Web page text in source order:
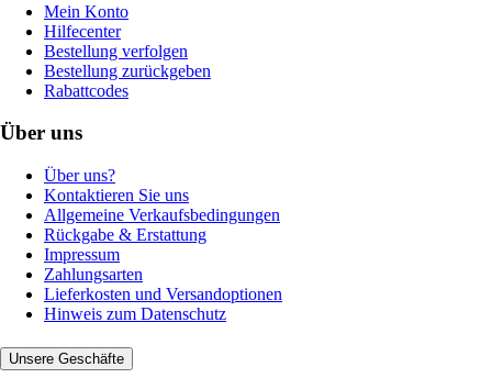
Mein Konto
Hilfecenter
Bestellung verfolgen
Bestellung zurückgeben
Rabattcodes
Über uns
Über uns?
Kontaktieren Sie uns
Allgemeine Verkaufsbedingungen
Rückgabe & Erstattung
Impressum
Zahlungsarten
Lieferkosten und Versandoptionen
Hinweis zum Datenschutz
Unsere Geschäfte